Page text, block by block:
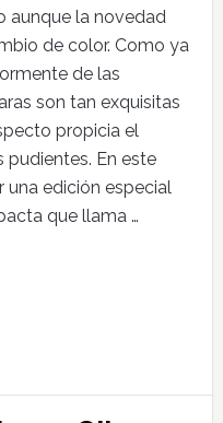
aunque la novedad
de color. Como ya
de las
son tan exquisitas
propicia el
En este
una edición especial
que llama …